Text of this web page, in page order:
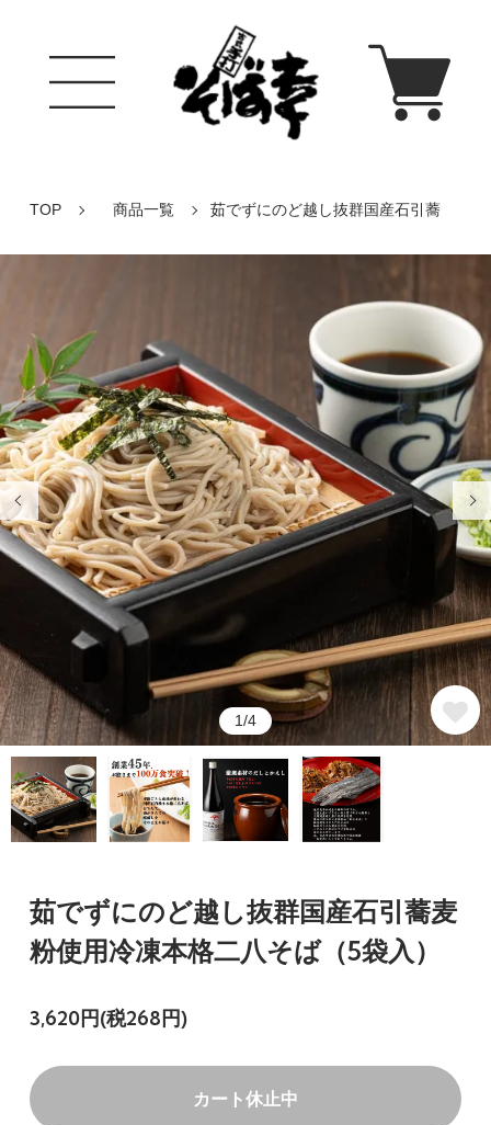
TOP 商品一覧 茹でずにのど越し抜群国産石引蕎
1/4
茹でずにのど越し抜群国産石引蕎麦
粉使用冷凍本格二八そば（5袋入）
3,620円(税268円)
カート休止中